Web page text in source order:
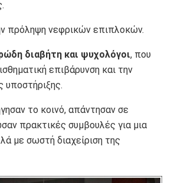
πρόληψη νεφρικών επιπλοκών.
διαβήτη και ψυχολόγοι, που
επιβάρυνση και την
υποστήριξης.
το κοινό, απάντησαν σε
πρακτικές συμβουλές για μια
με σωστή διαχείριση της